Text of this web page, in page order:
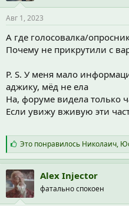
и
Авг 1, 2023
А где голосовалка/
Почему не прикрутили с
P. S. У меня мало
аджику, мёд не ела
На, форуме видела только
Если увижу вживую эти
С
и
м
п
а
т
и
Это понравилось Николаич,
Alex Injector
фатально спокоен